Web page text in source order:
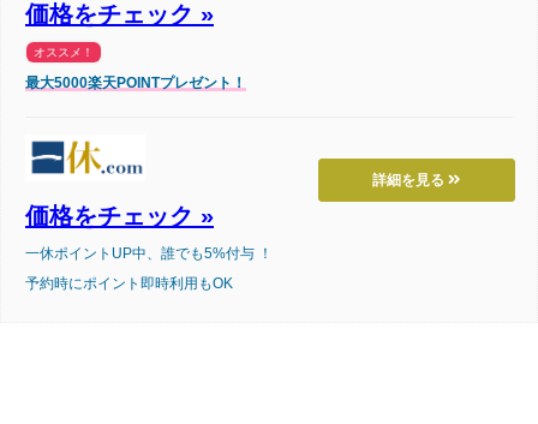
価格をチェック »
オススメ！
最大5000楽天POINTプレゼント！
詳細を見る
価格をチェック »
一休ポイントUP中、誰でも5%付与 ！
予約時にポイント即時利用もOK